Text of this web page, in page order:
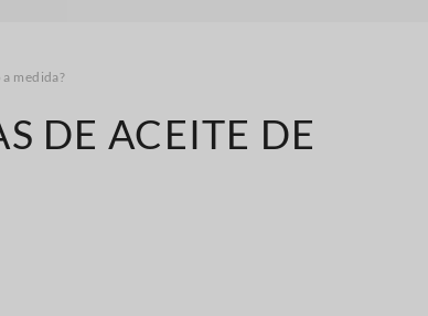
medida?
DE ACEITE DE